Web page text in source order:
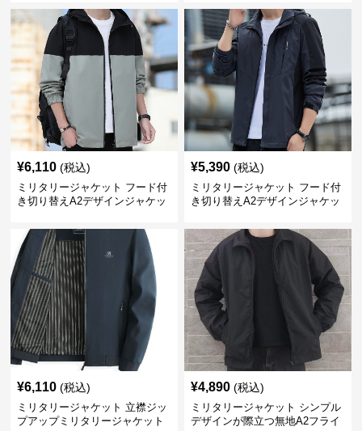
¥6,110 (税込)
ミリタリージャケット フード付
き切り替えA2デザインジャケッ
¥5,390 (税込)
ミリタリージャケット フード付
き切り替えA2デザインジャケッ
¥6,110 (税込)
ミリタリージャケット 立襟ジッ
プアップミリタリージャケット
¥4,890 (税込)
ミリタリージャケット シンプル
デザインが際立つ無地A2フライ